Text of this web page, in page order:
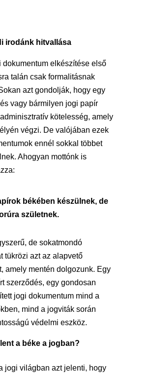
irodánk hitvallása
dokumentum elkészítése első
talán csak formalitásnak
azt gondolják, hogy egy
vagy bármilyen jogi papír
kötelesség, amely
végzi. De valójában ezek
ennél sokkal többet
Ahogyan mottónk is
békében készülnek, de
születnek.
de sokatmondó
tükrözi azt az alapvető
amely mentén dolgozunk. Egy
szerződés, egy gondosan
jogi dokumentum mind a
mind a jogviták során
védelmi eszköz.
a béke a jogban?
jogi világban azt jelenti, hogy